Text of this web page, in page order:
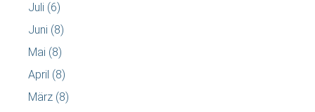
Juli (6)
Juni (8)
Mai (8)
April (8)
März (8)